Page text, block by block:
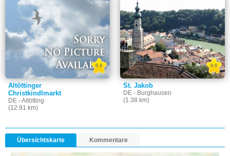
Altöttinger
Christkindlmarkt
DE - Altötting
(12.91 km)
0.0
St. Jakob
DE - Burghausen
(1.38 km)
0.0
Übersichtskarte Kommentare